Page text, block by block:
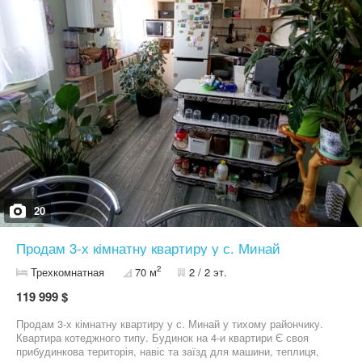
ремонтні роботи, встановлений газовий котел. Ціна 130 000$
20
Продам 3-х кімнатну квартиру у с. Минай
Трехкомнатная 70 м2 2 / 2 эт.
119 999 $
Продам 3-х кімнатну квартиру у с. Минай у тихому райончику.
Квартира котеджного типу. Будинок на 4-и квартири Є своя
прибудинкова територія, навіс та заїзд для машини, теплиця,